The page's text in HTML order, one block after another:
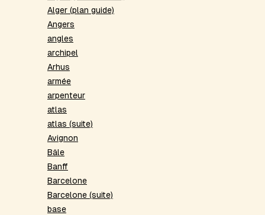
Alger (plan guide)
Angers
angles
archipel
Arhus
armée
arpenteur
atlas
atlas (suite)
Avignon
Bâle
Banff
Barcelone
Barcelone (suite)
base